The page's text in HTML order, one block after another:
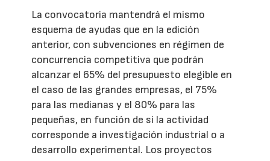
La convocatoria mantendrá el mismo
esquema de ayudas que en la edición
anterior, con subvenciones en régimen de
concurrencia competitiva que podrán
alcanzar el 65% del presupuesto elegible en
el caso de las grandes empresas, el 75%
para las medianas y el 80% para las
pequeñas, en función de si la actividad
corresponde a investigación industrial o a
desarrollo experimental. Los proyectos